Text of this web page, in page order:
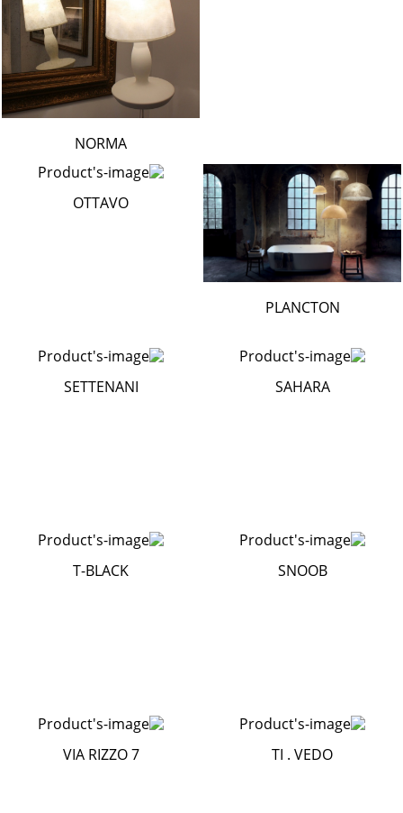
NORMA
PLANCTON
OTTAVO
SAHARA
SETTENANI
SNOOB
T-BLACK
TI . VEDO
VIA RIZZO 7